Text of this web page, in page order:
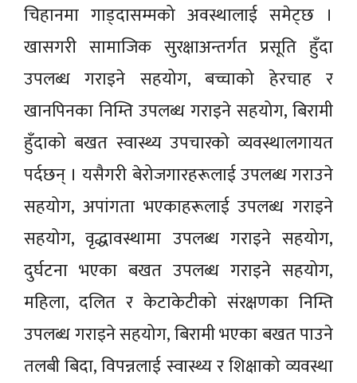
चिहानमा गाड्दासम्मको अवस्थालाई समेट्छ ।
खासगरी सामाजिक सुरक्षाअन्तर्गत प्रसूति हुँदा
उपलब्ध गराइने सहयोग, बच्चाको हेरचाह र
खानपिनका निम्ति उपलब्ध गराइने सहयोग, बिरामी
हुँदाको बखत स्वास्थ्य उपचारको व्यवस्थालगायत
पर्दछन् । यसैगरी बेरोजगारहरूलाई उपलब्ध गराउने
सहयोग, अपांगता भएकाहरूलाई उपलब्ध गराइने
सहयोग, वृद्धावस्थामा उपलब्ध गराइने सहयोग,
दुर्घटना भएका बखत उपलब्ध गराइने सहयोग,
महिला, दलित र केटाकेटीको संरक्षणका निम्ति
उपलब्ध गराइने सहयोग, बिरामी भएका बखत पाउने
तलबी बिदा, विपन्नलाई स्वास्थ्य र शिक्षाको व्यवस्था